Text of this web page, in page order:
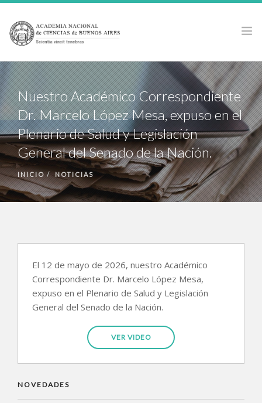
LA ACADEMIA
ACTIVIDADES
PUBLICACIONES
PREMIOS Y BECAS
NOTICIAS
ANCBA EN LOS MEDIOS
Nuestro Académico Correspondiente
Dr. Marcelo López Mesa, expuso en el
Plenario de Salud y Legislación
General del Senado de la Nación.
INICIO NOTICIAS
El 12 de mayo de 2026, nuestro Académico
Correspondiente Dr. Marcelo López Mesa,
expuso en el Plenario de Salud y Legislación
General del Senado de la Nación.
VER VIDEO
NOVEDADES